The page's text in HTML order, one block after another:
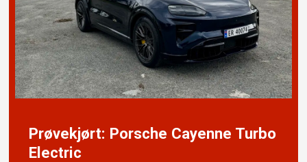
Prøvekjørt: Porsche Cayenne Turbo
Electric